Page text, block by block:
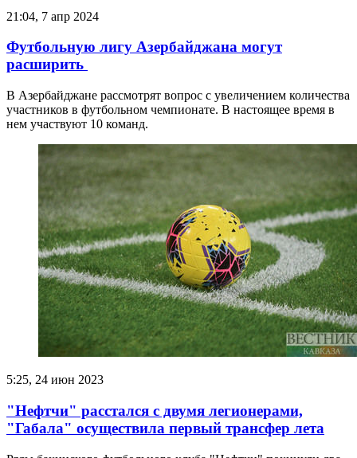
21:04, 7 апр 2024
Футбольную лигу Азербайджана могут
расширить
В Азербайджане рассмотрят вопрос с увеличением количества
участников в футбольном чемпионате. В настоящее время в
нем участвуют 10 команд.
5:25, 24 июн 2023
"Нефтчи" расстался с двумя легионерами,
"Габала" осуществила первый трансфер лета